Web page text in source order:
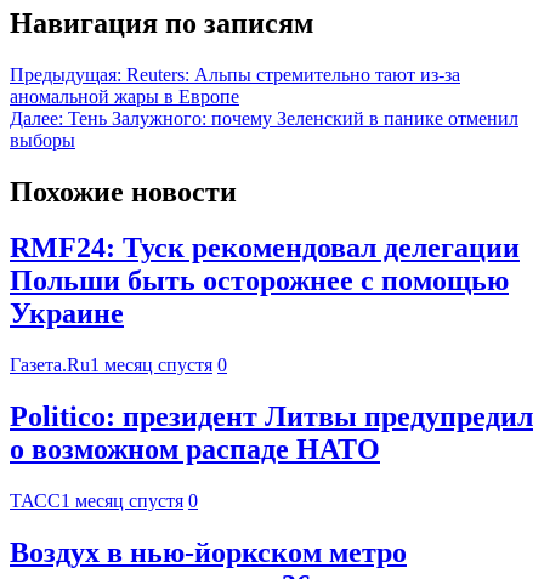
Навигация по записям
Предыдущая: Reuters: Альпы стремительно тают из-за
аномальной жары в Европе
Далее: Тень Залужного: почему Зеленский в панике отменил
выборы
Похожие новости
RMF24: Туск рекомендовал делегации
Польши быть осторожнее с помощью
Украине
Газета.Ru1 месяц спустя 0
Politico: президент Литвы предупредил
о возможном распаде НАТО
ТАСС1 месяц спустя 0
Воздух в нью-йоркском метро